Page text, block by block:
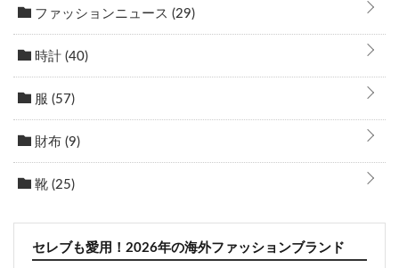
ファッションニュース (29)
時計 (40)
服 (57)
財布 (9)
靴 (25)
セレブも愛用！2026年の海外ファッションブランド